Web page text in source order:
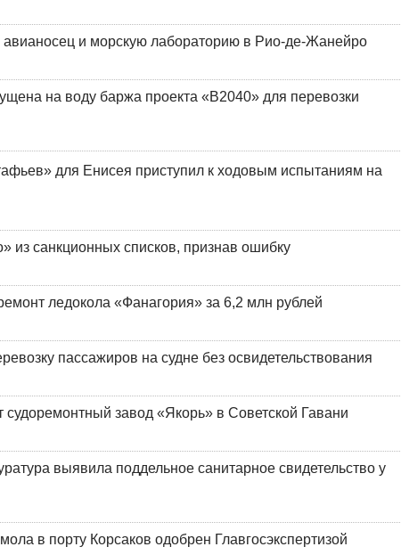
авианосец и морскую лабораторию в Рио-де-Жанейро
на воду баржа проекта «В2040» для перевозки
для Енисея приступил к ходовым испытаниям на
из санкционных списков, признав ошибку
ледокола «Фанагория» за 6,2 млн рублей
пассажиров на судне без освидетельствования
судоремонтный завод «Якорь» в Советской Гавани
выявила поддельное санитарное свидетельство у
в порту Корсаков одобрен Главгосэкспертизой